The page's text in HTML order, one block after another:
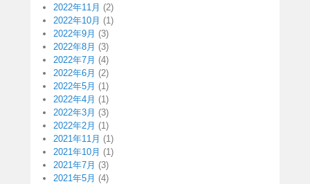
2022年11月 (2)
2022年10月 (1)
2022年9月 (3)
2022年8月 (3)
2022年7月 (4)
2022年6月 (2)
2022年5月 (1)
2022年4月 (1)
2022年3月 (3)
2022年2月 (1)
2021年11月 (1)
2021年10月 (1)
2021年7月 (3)
2021年5月 (4)